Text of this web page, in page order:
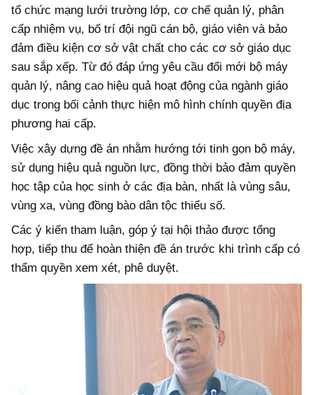
tổ chức mạng lưới trường lớp, cơ chế quản lý, phân
cấp nhiệm vụ, bố trí đội ngũ cán bộ, giáo viên và bảo
đảm điều kiện cơ sở vật chất cho các cơ sở giáo dục
sau sắp xếp. Từ đó đáp ứng yêu cầu đổi mới bộ máy
quản lý, nâng cao hiệu quả hoạt động của ngành giáo
dục trong bối cảnh thực hiện mô hình chính quyền địa
phương hai cấp.
Việc xây dựng đề án nhằm hướng tới tinh gọn bộ máy,
sử dụng hiệu quả nguồn lực, đồng thời bảo đảm quyền
học tập của học sinh ở các địa bàn, nhất là vùng sâu,
vùng xa, vùng đồng bào dân tộc thiểu số.
Các ý kiến tham luận, góp ý tại hội thảo được tổng
hợp, tiếp thu để hoàn thiện đề án trước khi trình cấp có
thẩm quyền xem xét, phê duyệt.